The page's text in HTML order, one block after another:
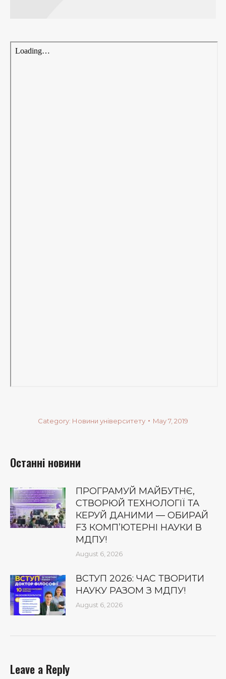
Category: Новини університету May 7, 2019
Останні новини
ПРОГРАМУЙ МАЙБУТНЄ,
СТВОРЮЙ ТЕХНОЛОГІЇ ТА
КЕРУЙ ДАНИМИ — ОБИРАЙ
F3 КОМП’ЮТЕРНІ НАУКИ В
МДПУ!
August 6, 2026
ВСТУП 2026: ЧАС ТВОРИТИ
НАУКУ РАЗОМ З МДПУ!
August 6, 2026
Leave a Reply